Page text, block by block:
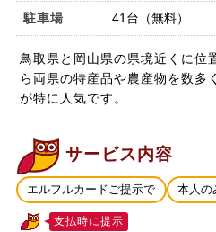
駐車場 41台（無料）
鳥取県と岡山県の県境近くに位
ら両県の特産品や農産物を数多
が特に人気です。
サービス内容
エルフルカードご提示で 本人の
支払時に提示